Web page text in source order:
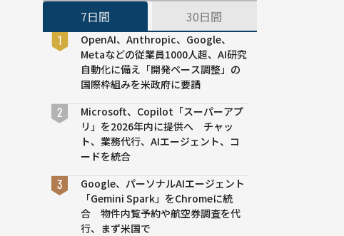
7日間 30日間
OpenAI、Anthropic、Google、
Metaなどの従業員1000人超、AI研究
自動化に備え「開発ペース調整」の
国際枠組みを米政府に要請
Microsoft、Copilot「スーパーアプ
リ」を2026年内に提供へ チャッ
ト、業務代行、AIエージェント、コ
ードを統合
Google、パーソナルAIエージェント
「Gemini Spark」をChromeに統
合 物件内覧予約や航空券調査を代
行、まず米国で